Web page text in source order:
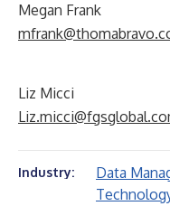
Megan Frank
Liz Micci
Industry: Data